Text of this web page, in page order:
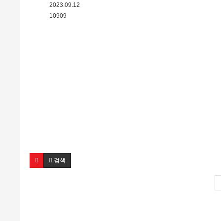
2023.09.12
10909
검색